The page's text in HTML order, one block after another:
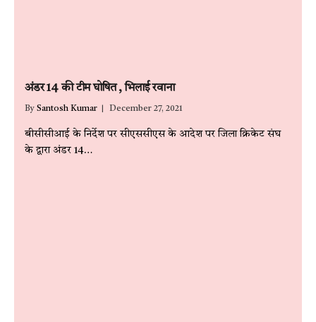
अंडर 14 की टीम घोषित , भिलाई रवाना
By Santosh Kumar December 27, 2021
बीसीसीआई के निर्देश पर सीएससीएस के आदेश पर जिला क्रिकेट संघ
के द्वारा अंडर 14…